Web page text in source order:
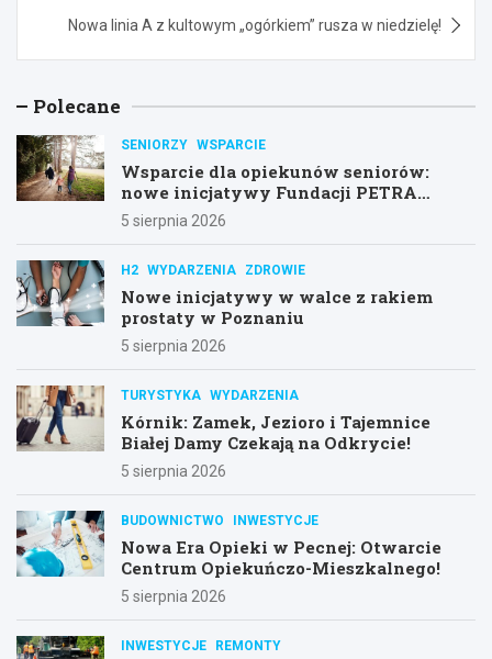
Nowa linia A z kultowym „ogórkiem” rusza w niedzielę!
Polecane
SENIORZY WSPARCIE
Wsparcie dla opiekunów seniorów:
nowe inicjatywy Fundacji PETRA
Senior
5 sierpnia 2026
H2 WYDARZENIA ZDROWIE
Nowe inicjatywy w walce z rakiem
prostaty w Poznaniu
5 sierpnia 2026
TURYSTYKA WYDARZENIA
Kórnik: Zamek, Jezioro i Tajemnice
Białej Damy Czekają na Odkrycie!
5 sierpnia 2026
BUDOWNICTWO INWESTYCJE
Nowa Era Opieki w Pecnej: Otwarcie
Centrum Opiekuńczo-Mieszkalnego!
5 sierpnia 2026
INWESTYCJE REMONTY